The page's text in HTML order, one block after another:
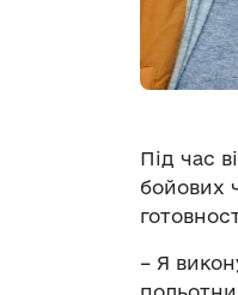
Під час
бойових
– Я